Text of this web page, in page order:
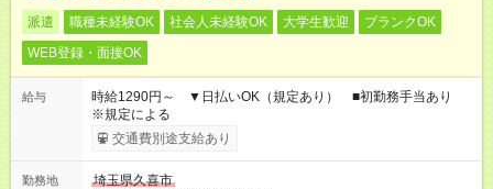
派遣 職種未経験OK 社会人未経験OK 大学生歓迎
ブランクOK
WEB登録・面接OK
給与
時給1290円～ ▼日払いOK（規定あり） ■初勤務手当あり
※規定による
交通費別途支給あり
勤務地
埼玉県久喜市